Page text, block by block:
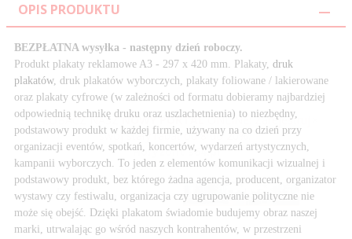
OPIS PRODUKTU
BEZPŁATNA wysyłka - następny dzień roboczy.
Produkt plakaty reklamowe A3 - 297 x 420 mm. Plakaty, druk
plakatów, druk plakatów wyborczych, plakaty foliowane / lakierowane
oraz plakaty cyfrowe (w zależności od formatu dobieramy najbardziej
odpowiednią technikę druku oraz uszlachetnienia) to niezbędny,
podstawowy produkt w każdej firmie, używany na co dzień przy
organizacji eventów, spotkań, koncertów, wydarzeń artystycznych,
kampanii wyborczych. To jeden z elementów komunikacji wizualnej i
podstawowy produkt, bez którego żadna agencja, producent, organizator
wystawy czy festiwalu, organizacja czy ugrupowanie polityczne nie
może się obejść. Dzięki plakatom świadomie budujemy obraz naszej
marki, utrwalając go wśród naszych kontrahentów, w przestrzeni
ZOBACZ NASZNOWY PORTALONLINE: Zarejestruj
swój stały rabat od 8 do 20%.
Horyzont s64.pl